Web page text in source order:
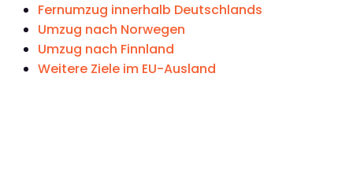
Fernumzug innerhalb Deutschlands
Umzug nach Norwegen
Umzug nach Finnland
Weitere Ziele im EU-Ausland